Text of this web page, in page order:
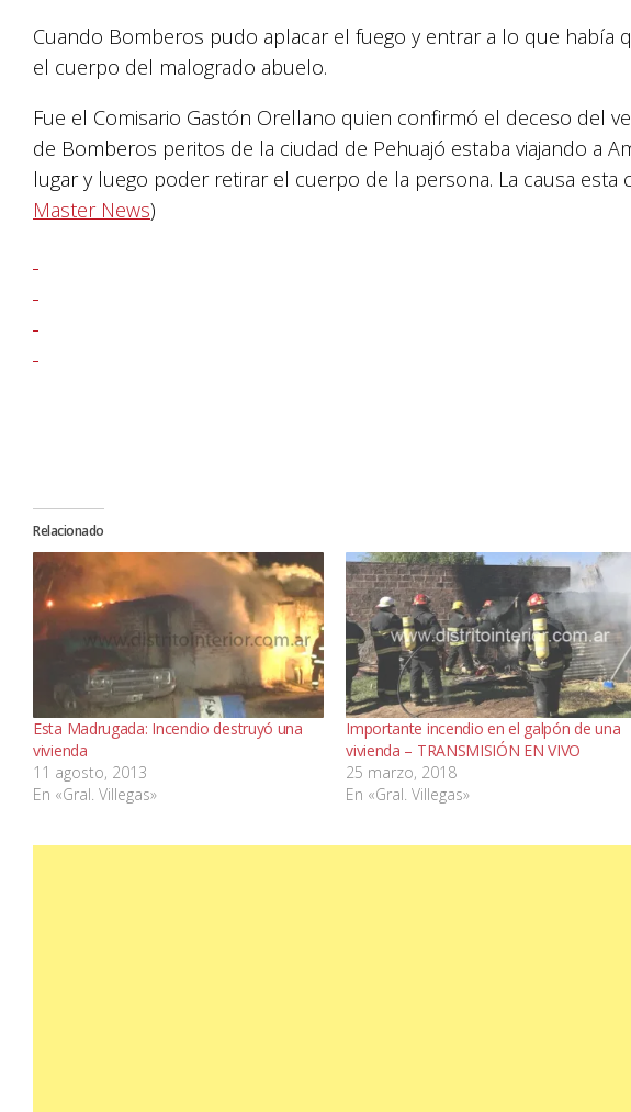
Cuando Bomberos pudo aplacar el fuego y entrar a lo que había
el cuerpo del malogrado abuelo.
Fue el Comisario Gastón Orellano quien confirmó el deceso del
de Bomberos peritos de la ciudad de Pehuajó estaba viajando a
lugar y luego poder retirar el cuerpo de la persona. La causa esta
Master News)
Relacionado
Esta Madrugada: Incendio destruyó una
vivienda
11 agosto, 2013
En «Gral. Villegas»
Importante incendio en el galpón de una
vivienda – TRANSMISIÓN EN VIVO
25 marzo, 2018
En «Gral. Villegas»